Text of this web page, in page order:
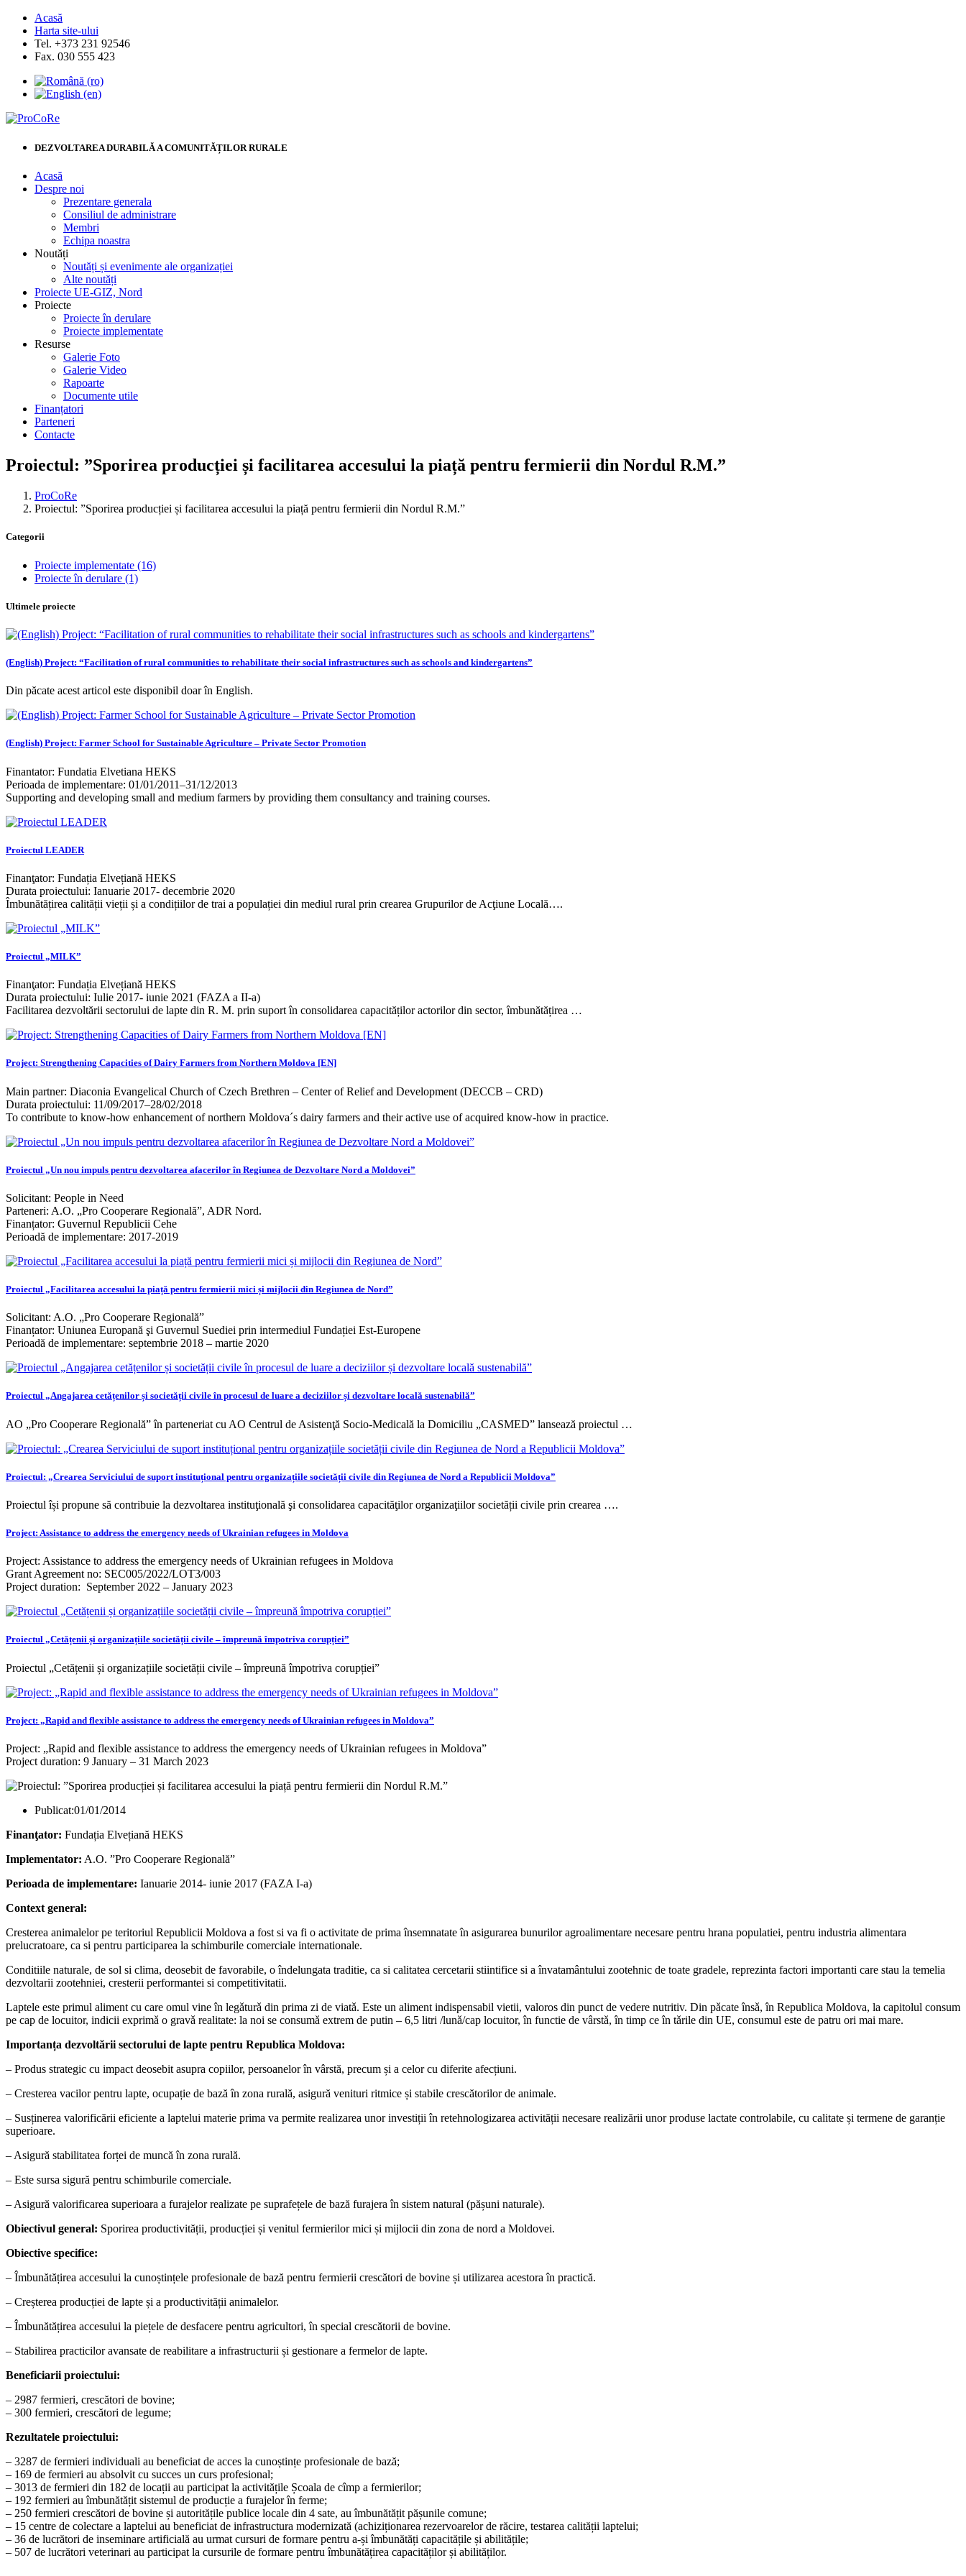
Acasă
Harta site-ului
Tel. +373 231 92546
Fax. 030 555 423
DEZVOLTAREA DURABILĂ A COMUNITĂȚILOR RURALE
Acasă
Despre noi
Prezentare generala
Consiliul de administrare
Membri
Echipa noastra
Noutăți
Noutăți și evenimente ale organizației
Alte noutăți
Proiecte UE-GIZ, Nord
Proiecte
Proiecte în derulare
Proiecte implementate
Resurse
Galerie Foto
Galerie Video
Rapoarte
Documente utile
Finanțatori
Parteneri
Contacte
Proiectul: ”Sporirea producției și facilitarea accesului la piață pentru fermierii din Nordul R.M.”
ProCoRe
Proiectul: ”Sporirea producției și facilitarea accesului la piață pentru fermierii din Nordul R.M.”
Categorii
Proiecte implementate (16)
Proiecte în derulare (1)
Ultimele proiecte
(English) Project: “Facilitation of rural communities to rehabilitate their social infrastructures such as schools and kindergartens”
Din păcate acest articol este disponibil doar în English.
(English) Project: Farmer School for Sustainable Agriculture – Private Sector Promotion
Finantator: Fundatia Elvetiana HEKS
Perioada de implementare: 01/01/2011–31/12/2013
Supporting and developing small and medium farmers by providing them consultancy and training courses.
Proiectul LEADER
Finanţator: Fundația Elvețiană HEKS
Durata proiectului: Ianuarie 2017- decembrie 2020
Îmbunătățirea calității vieții și a condițiilor de trai a populației din mediul rural prin crearea Grupurilor de Acţiune Locală….
Proiectul „MILK”
Finanţator: Fundația Elvețiană HEKS
Durata proiectului: Iulie 2017- iunie 2021 (FAZA a II-a)
Facilitarea dezvoltării sectorului de lapte din R. M. prin suport în consolidarea capacităților actorilor din sector, îmbunătățirea …
Project: Strengthening Capacities of Dairy Farmers from Northern Moldova [EN]
Main partner: Diaconia Evangelical Church of Czech Brethren – Center of Relief and Development (DECCB – CRD)
Durata proiectului: 11/09/2017–28/02/2018
To contribute to know-how enhancement of northern Moldova´s dairy farmers and their active use of acquired know-how in practice.
Proiectul „Un nou impuls pentru dezvoltarea afacerilor în Regiunea de Dezvoltare Nord a Moldovei”
Solicitant: People in Need
Parteneri: A.O. „Pro Cooperare Regională”, ADR Nord.
Finanțator: Guvernul Republicii Cehe
Perioadă de implementare: 2017-2019
Proiectul „Facilitarea accesului la piață pentru fermierii mici și mijlocii din Regiunea de Nord”
Solicitant: A.O. „Pro Cooperare Regională”
Finanțator: Uniunea Europană şi Guvernul Suediei prin intermediul Fundației Est-Europene
Perioadă de implementare: septembrie 2018 – martie 2020
Proiectul „Angajarea cetățenilor și societății civile în procesul de luare a deciziilor și dezvoltare locală sustenabilă”
AO „Pro Cooperare Regională” în parteneriat cu AO Centrul de Asistenţă Socio-Medicală la Domiciliu „CASMED” lansează proiectul …
Proiectul: „Crearea Serviciului de suport instituțional pentru organizațiile societății civile din Regiunea de Nord a Republicii Moldova”
Proiectul își propune să contribuie la dezvoltarea instituţională şi consolidarea capacităţilor organizaţiilor societății civile prin crearea ….
Project: Assistance to address the emergency needs of Ukrainian refugees in Moldova
Project: Assistance to address the emergency needs of Ukrainian refugees in Moldova
Grant Agreement no: SEC005/2022/LOT3/003
Project duration: September 2022 – January 2023
Proiectul „Cetățenii și organizațiile societății civile – împreună împotriva corupției”
Proiectul „Cetățenii și organizațiile societății civile – împreună împotriva corupției”
Project: „Rapid and flexible assistance to address the emergency needs of Ukrainian refugees in Moldova”
Project: „Rapid and flexible assistance to address the emergency needs of Ukrainian refugees in Moldova”
Project duration: 9 January – 31 March 2023
Publicat:01/01/2014
Finanţator: Fundația Elvețiană HEKS
Implementator: A.O. ”Pro Cooperare Regională”
Perioada de implementare: Ianuarie 2014- iunie 2017 (FAZA I-a)
Context general:
Cresterea animalelor pe teritoriul Republicii Moldova a fost si va fi o activitate de prima însemnatate în asigurarea bunurilor agroalimentare necesare pentru hrana populatiei, pentru industria alimentara
prelucratoare, ca si pentru participarea la schimburile comerciale internationale.
Conditiile naturale, de sol si clima, deosebit de favorabile, o îndelungata traditie, ca si calitatea cercetarii stiintifice si a învatamântului zootehnic de toate gradele, reprezinta factori importanti care stau la temelia
dezvoltarii zootehniei, cresterii performantei si competitivitatii.
Laptele este primul aliment cu care omul vine în legǎturǎ din prima zi de viatǎ. Este un aliment indispensabil vietii, valoros din punct de vedere nutritiv. Din pǎcate însǎ, în Republica Moldova, la capitolul consum
pe cap de locuitor, indicii exprimǎ o gravǎ realitate: la noi se consumǎ extrem de putin – 6,5 litri /lunǎ/cap locuitor, în functie de vârstǎ, în timp ce în tǎrile din UE, consumul este de patru ori mai mare.
Importanța dezvoltării sectorului de lapte pentru Republica Moldova:
– Produs strategic cu impact deosebit asupra copiilor, persoanelor în vârstă, precum și a celor cu diferite afecțiuni.
– Cresterea vacilor pentru lapte, ocupație de bază în zona rurală, asigură venituri ritmice și stabile crescătorilor de animale.
– Susținerea valorificării eficiente a laptelui materie prima va permite realizarea unor investiții în retehnologizarea activității necesare realizării unor produse lactate controlabile, cu calitate și termene de garanție
superioare.
– Asigură stabilitatea forței de muncă în zona rurală.
– Este sursa sigură pentru schimburile comerciale.
– Asigură valorificarea superioara a furajelor realizate pe suprafețele de bază furajera în sistem natural (pășuni naturale).
Obiectivul general: Sporirea productivității, producției și venitul fermierilor mici și mijlocii din zona de nord a Moldovei.
Obiective specifice:
– Îmbunătățirea accesului la cunoștințele profesionale de bază pentru fermierii crescători de bovine și utilizarea acestora în practică.
– Creșterea producției de lapte și a productivității animalelor.
– Îmbunătățirea accesului la piețele de desfacere pentru agricultori, în special crescătorii de bovine.
– Stabilirea practicilor avansate de reabilitare a infrastructurii și gestionare a fermelor de lapte.
Beneficiarii proiectului:
– 2987 fermieri, crescători de bovine;
– 300 fermieri, crescători de legume;
Rezultatele proiectului:
– 3287 de fermieri individuali au beneficiat de acces la cunoștințe profesionale de bază;
– 169 de fermieri au absolvit cu succes un curs profesional;
– 3013 de fermieri din 182 de locații au participat la activitățile Școala de cîmp a fermierilor;
– 192 fermieri au îmbunătățit sistemul de producție a furajelor în ferme;
– 250 fermieri crescători de bovine și autoritățile publice locale din 4 sate, au îmbunătățit pășunile comune;
– 15 centre de colectare a laptelui au beneficiat de infrastructura modernizată (achiziționarea rezervoarelor de răcire, testarea calității laptelui;
– 36 de lucrători de inseminare artificială au urmat cursuri de formare pentru a-și îmbunătăți capacitățile și abilitățile;
– 507 de lucrători veterinari au participat la cursurile de formare pentru îmbunătățirea capacităților și abilităților.